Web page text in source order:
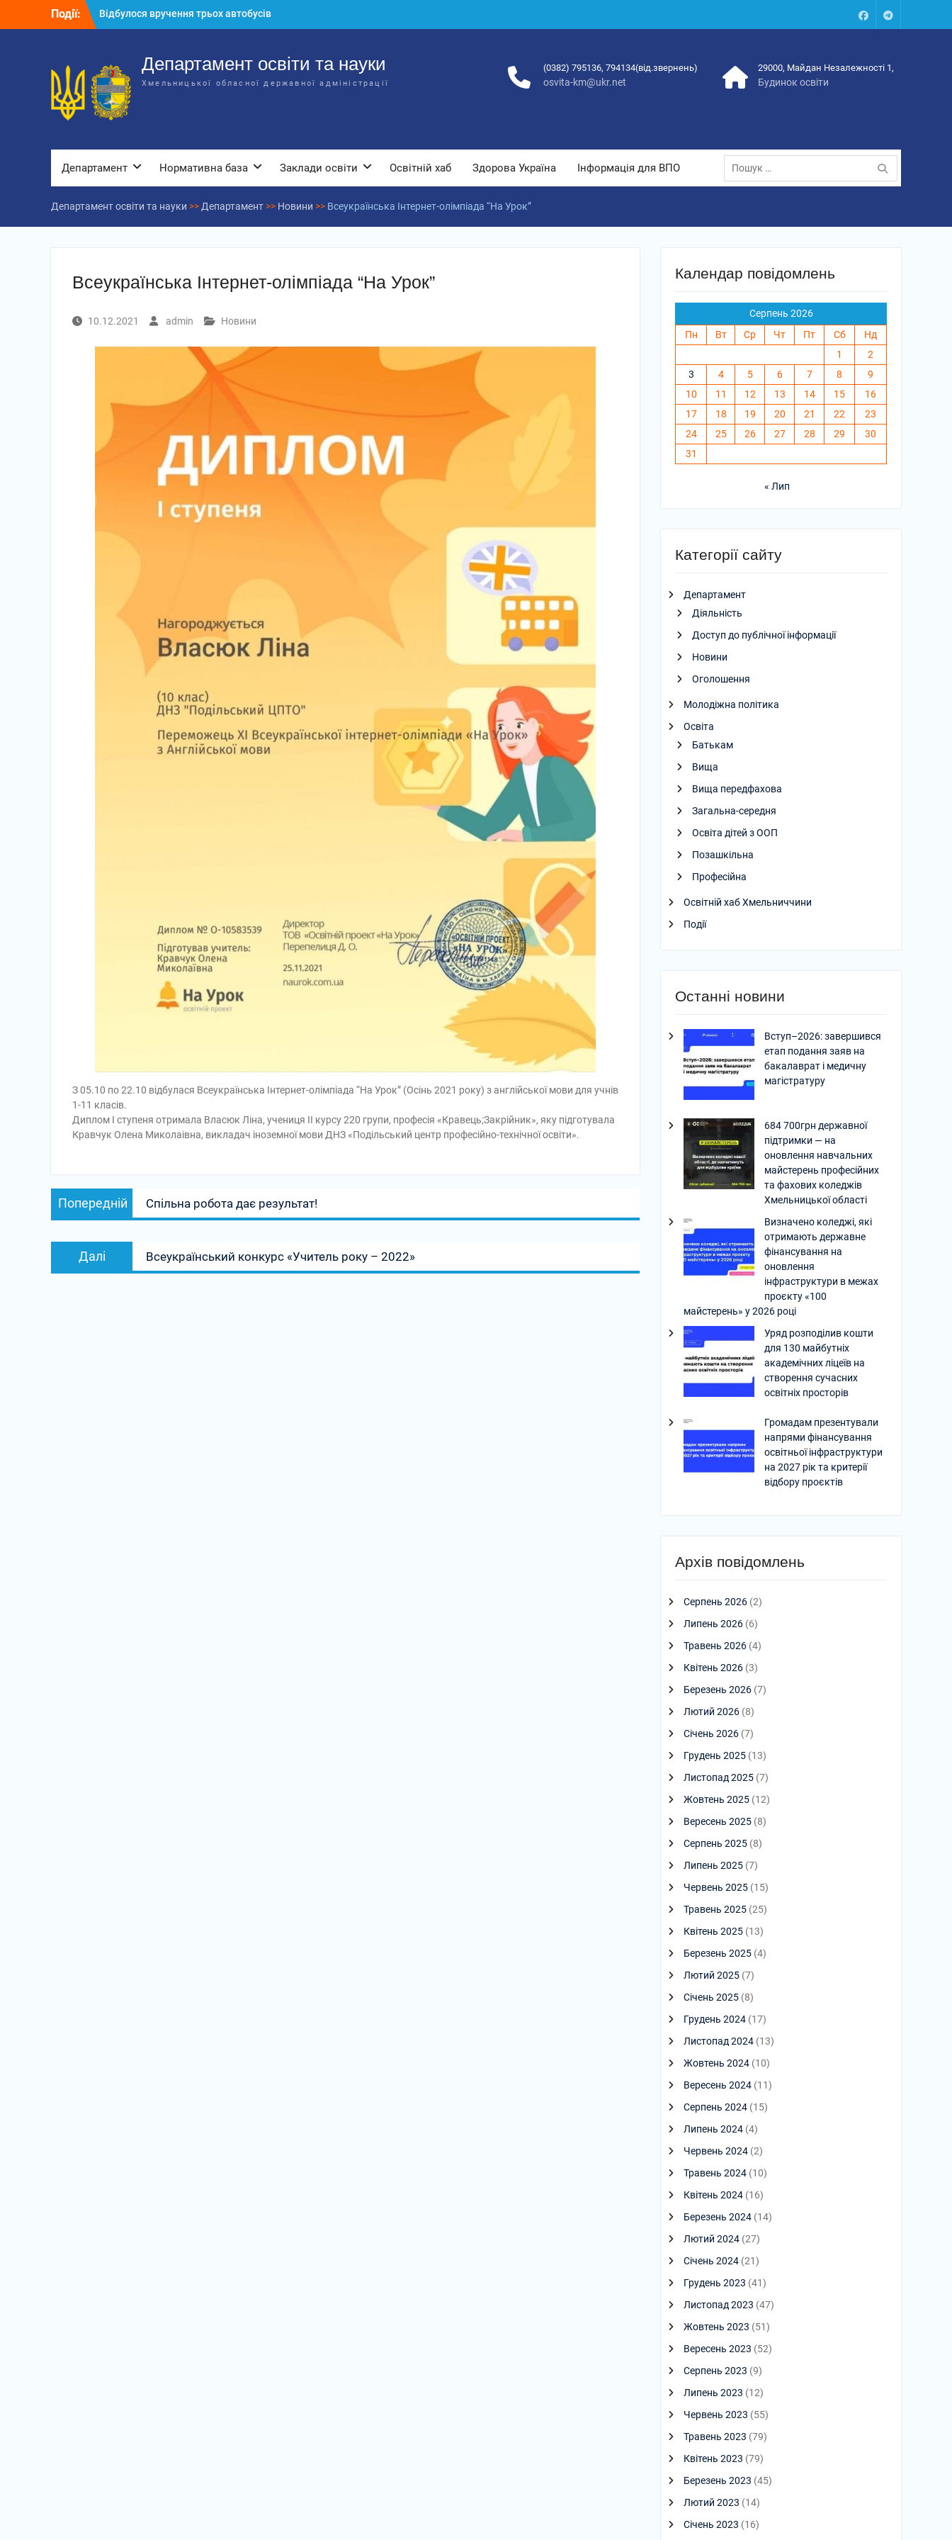
Події:
Відбулося вручення трьох автобусів
для потреб закладів освіти
державної адміністрації
Відбулась обласна нарада для
відповідальних за національно-
патріотичне виховання
FacebookTalegram
Департамент освіти та науки
Хмельницької обласної державної адміністрації
(0382) 795136, 794134(від.звернень)
osvita-km@ukr.net
29000, Майдан Незалежності 1,
Будинок освіти
Департамент Нормативна база Заклади освіти Освітній хаб Здорова Україна Інформація для ВПО
Пошук:
Департамент освіти та науки >> Департамент >> Новини >> Всеукраїнська Інтернет-олімпіада “На Урок”
Всеукраїнська Інтернет-олімпіада “На Урок”
10.12.2021 admin Новини
З 05.10 по 22.10 відбулася Всеукраїнська Інтернет-олімпіада “На Урок” (Осінь 2021 року) з англійської мови для учнів
1-11 класів.
Диплом І ступеня отримала Власюк Ліна, учениця ІІ курсу 220 групи, професія «Кравець;Закрійник», яку підготувала
Кравчук Олена Миколаівна, викладач іноземної мови ДНЗ «Подільський центр професійно-технічної освіти».
Навігація
записів
Попередній
Попередній
запис:
Спільна робота дає результат!
Далі
запис:
Всеукраїнський конкурс «Учитель року – 2022»
Календар повідомлень
Серпень 2026
Пн
Вт Ср Чт Пт Сб
Нд
1
2
3
4 5 6 7 8
9
10
11 12 13 14 15
16
17
18 19 20 21 22
23
24
25 26 27 28 29
30
31
« Лип
Категорії сайту
Департамент
Діяльність
Доступ до публічної інформації
Новини
Оголошення
Молодіжна політика
Освіта
Батькам
Вища
Вища передфахова
Загальна-середня
Освіта дітей з ООП
Позашкільна
Професійна
Освітній хаб Хмельниччини
Події
Останні новини
Вступ–2026: завершився
етап подання заяв на
бакалаврат і медичну
магістратуру
684 700грн державної
підтримки — на
оновлення навчальних
майстерень професійних
та фахових коледжів
Хмельницької області
Визначено коледжі, які
отримають державне
фінансування на
оновлення
інфраструктури в межах
проєкту «100
майстерень» у 2026 році
Уряд розподілив кошти
для 130 майбутніх
академічних ліцеїв на
створення сучасних
освітніх просторів
Громадам презентували
напрями фінансування
освітньої інфраструктури
на 2027 рік та критерії
відбору проєктів
Архів повідомлень
Серпень 2026 (2)
Липень 2026 (6)
Травень 2026 (4)
Квітень 2026 (3)
Березень 2026 (7)
Лютий 2026 (8)
Січень 2026 (7)
Грудень 2025 (13)
Листопад 2025 (7)
Жовтень 2025 (12)
Вересень 2025 (8)
Серпень 2025 (8)
Липень 2025 (7)
Червень 2025 (15)
Травень 2025 (25)
Квітень 2025 (13)
Березень 2025 (4)
Лютий 2025 (7)
Січень 2025 (8)
Грудень 2024 (17)
Листопад 2024 (13)
Жовтень 2024 (10)
Вересень 2024 (11)
Серпень 2024 (15)
Липень 2024 (4)
Червень 2024 (2)
Травень 2024 (10)
Квітень 2024 (16)
Березень 2024 (14)
Лютий 2024 (27)
Січень 2024 (21)
Грудень 2023 (41)
Листопад 2023 (47)
Жовтень 2023 (51)
Вересень 2023 (52)
Серпень 2023 (9)
Липень 2023 (12)
Червень 2023 (55)
Травень 2023 (79)
Квітень 2023 (79)
Березень 2023 (45)
Лютий 2023 (14)
Січень 2023 (16)